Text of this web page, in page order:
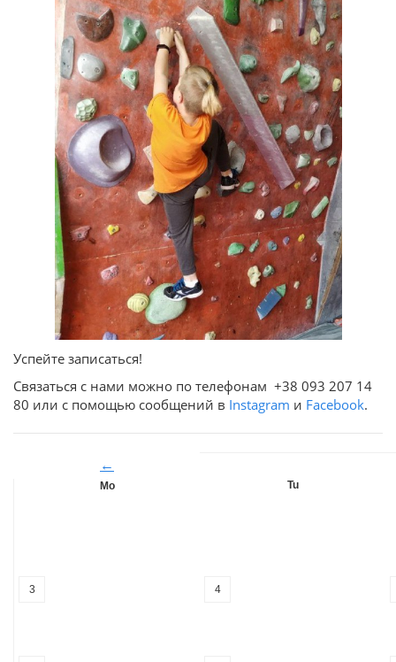
Успейте записаться!
Связаться с нами можно по телефонам +38 093 207 14
80 или с помощью сообщений в Instagram и Facebook.
←
Mo Tu
3 4